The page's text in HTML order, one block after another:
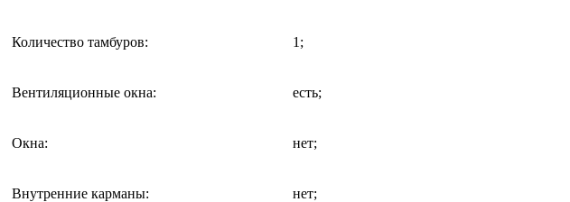
Количество тамбуров: 1;
Вентиляционные окна: есть;
Окна: нет;
Внутренние карманы: нет;